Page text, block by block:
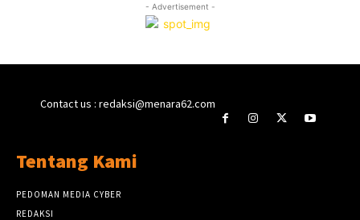
- Advertisement -
Contact us : redaksi@menara62.com
Tentang Kami
PEDOMAN MEDIA CYBER
REDAKSI